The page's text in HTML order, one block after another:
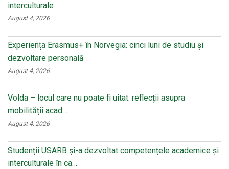
interculturale
August 4, 2026
Experiența Erasmus+ în Norvegia: cinci luni de studiu și
dezvoltare personală
August 4, 2026
Volda – locul care nu poate fi uitat: reflecții asupra
mobilității acad…
August 4, 2026
Studenții USARB și-a dezvoltat competențele academice și
interculturale în ca…